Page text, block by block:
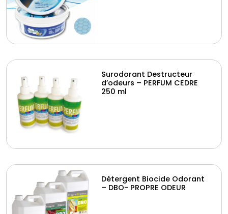
Surodorant Destructeur
d’odeurs – PERFUM CEDRE
250 ml
Détergent Biocide Odorant
– DBO- PROPRE ODEUR